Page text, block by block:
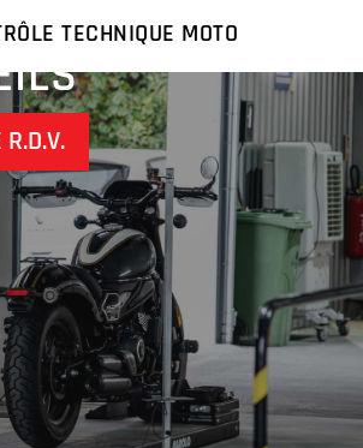
TECHNIQUE MOTO